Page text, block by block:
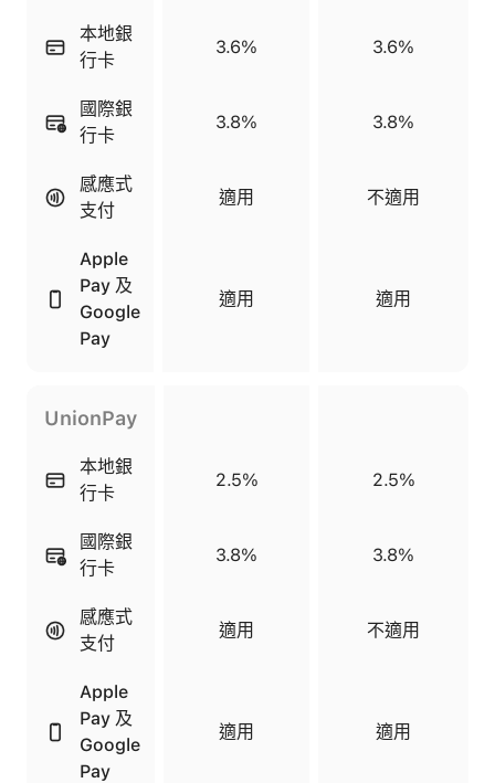
本地銀
行卡
3.6% 3.6%
國際銀
行卡
3.8% 3.8%
感應式
支付
適用 不適用
Apple
Pay 及
Google
Pay
適用 適用
UnionPay
本地銀
行卡
2.5% 2.5%
國際銀
行卡
3.8% 3.8%
感應式
支付
適用 不適用
Apple
Pay 及
Google
Pay
適用 適用